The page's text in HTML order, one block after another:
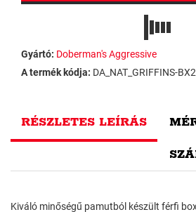
Gyártó: Doberman's Aggressive
A termék kódja: DA_NAT_GRIFFINS-
RÉSZLETES LEÍRÁS
Kiváló minőségű pamutból készült férfi